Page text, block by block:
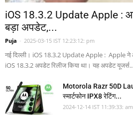
iOS 18.3.2 Update Apple :
बड़ा अपडेट,...
Puja - 2025-03-15 IST 12:23:12: pm
नई दिल्ली। iOS 18.3.2 Update Apple : Apple ने
iOS 18.3.2 अपडेट रिलीज किया था। यह अपडेट
Motorola Razr 50D
स्मार्टफोन IPX8 रेटिंग...
2024-12-14 IST 11:39:33: am